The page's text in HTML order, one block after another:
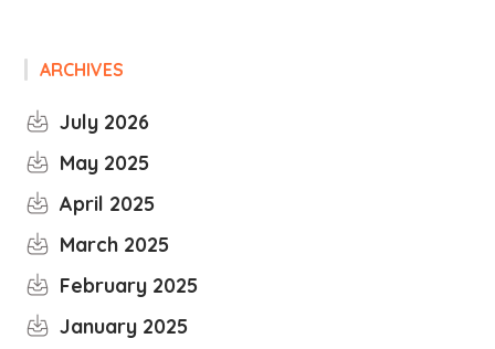
ARCHIVES
July 2026
May 2025
April 2025
March 2025
February 2025
January 2025